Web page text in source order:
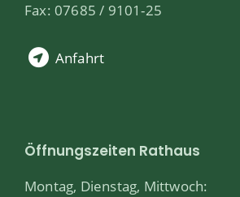
Fax: 07685 / 9101-25
Anfahrt
Öffnungszeiten Rathaus
Montag, Dienstag, Mittwoch: